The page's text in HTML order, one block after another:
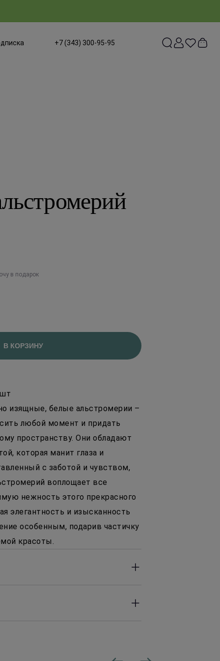
+7 (343) 300-95-95
в подарок
В КОРЗИНУ
изящные, белые альстромерии –
любой момент и придать
пространству. Они обладают
которая манит глаза и
с заботой и чувством,
воплощает все
нежность этого прекрасного
элегантность и изысканность
особенным, подарив частичку
красоты.
22:00 часов. Оперативность